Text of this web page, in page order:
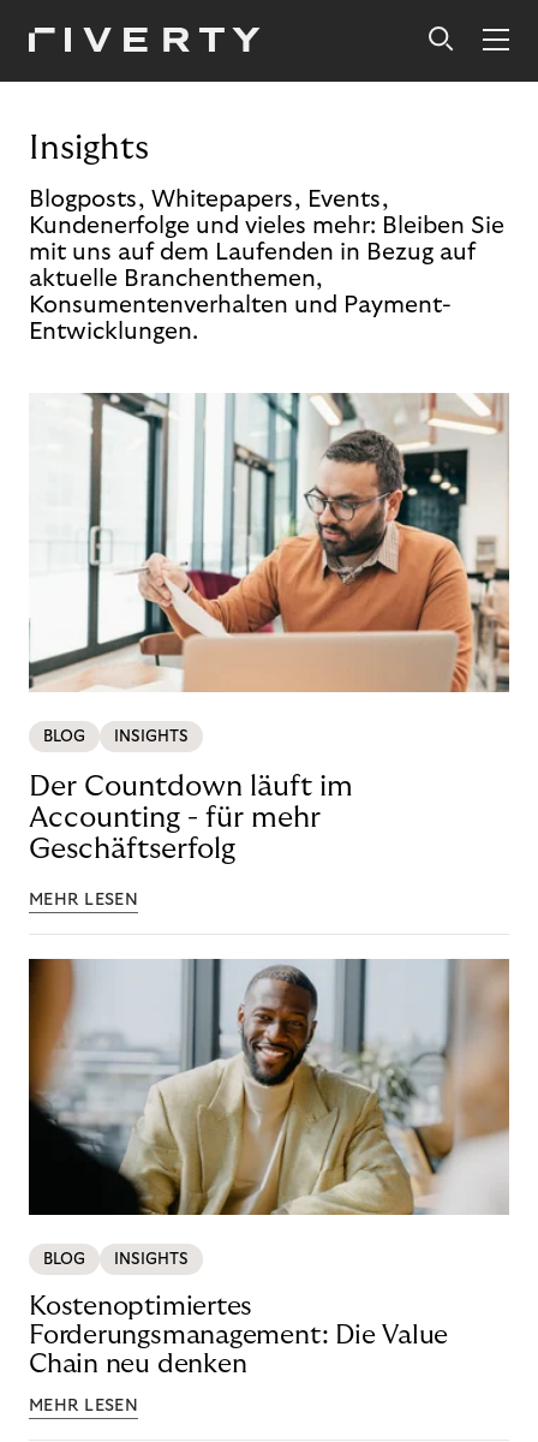
Insights
Blogposts, Whitepapers, Events,
Kundenerfolge und vieles mehr: Bleiben Sie
mit uns auf dem Laufenden in Bezug auf
aktuelle Branchenthemen,
Konsumentenverhalten und Payment-
Entwicklungen.
BLOG INSIGHTS
Der Countdown läuft im
Accounting - für mehr
Geschäftserfolg
MEHR LESEN
BLOG INSIGHTS
Kostenoptimiertes
Forderungsmanagement: Die Value
Chain neu denken
MEHR LESEN